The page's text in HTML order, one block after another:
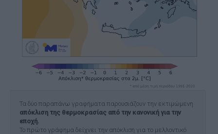
Τα δύο παραπάνω γραφήματα παρουσιάζουν την εκτιμώμενη
απόκλιση της θερμοκρασίας από την κανονική για την
εποχή.
Το πρώτο γράφημα δείχνει την απόκλιση για το μελλοντικό